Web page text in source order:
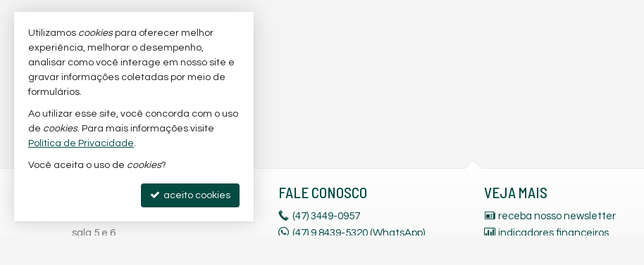
ANDREIA SINESTRI IMÓVEIS
sala 5 e 6
FALE CONOSCO
(47)3449-0957
(47) 9.8439-5320 (WhatsApp)
VEJA MAIS
receba nosso newsletter
indicadores financeiros
Utilizamos cookiespara oferecer melhor
experiência, melhorar o desempenho,
analisar como você interage em nosso site e
gravar informações coletadas por meio de
formulários.
Ao utilizar esse site, você concorda com o uso
de cookies. Para mais informações visite
Política de Privacidade.
Você aceita o uso de cookies?
aceito cookies